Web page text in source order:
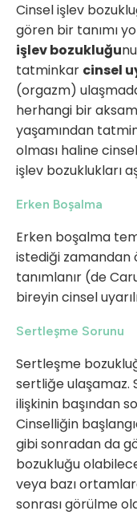
Cinsel işlev
gören bir tanımı
işlev bozukluğu
tatminkar cinsel
(orgazm)
herhangi bir
yaşamından
olması haline
işlev bozuklukları
Erken Boşalma
Erken boşalma
istediği zamandan
tanımlanır (de
bireyin cinsel
Sertleşme Sorunu
Sertleşme
sertliğe ulaşamaz.
ilişkinin başından
Cinselliğin
gibi sonradan da
bozukluğu
veya bazı
sonrası görülme